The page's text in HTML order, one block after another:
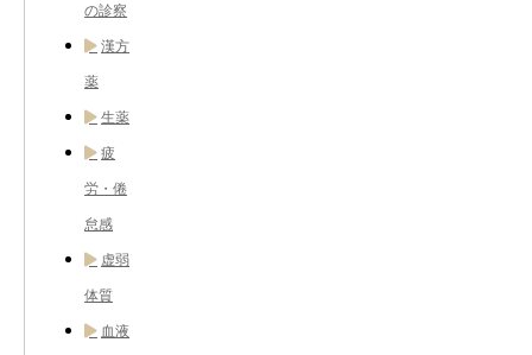
の診察
漢方
薬
生薬
疲
労・倦
怠感
虚弱
体質
血液